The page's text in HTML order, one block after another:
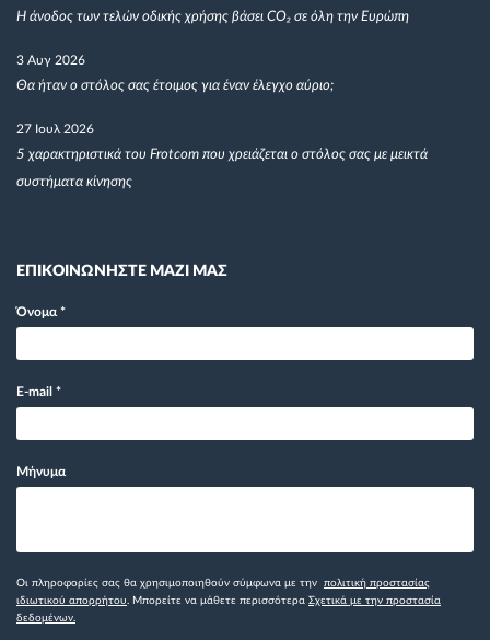
Η άνοδος των τελών οδικής χρήσης βάσει CO₂ σε όλη την Ευρώπη
3 Αυγ 2026
Θα ήταν ο στόλος σας έτοιμος για έναν έλεγχο αύριο;
27 Ιουλ 2026
5 χαρακτηριστικά του Frotcom που χρειάζεται ο στόλος σας με μεικτά
συστήματα κίνησης
ΕΠΙΚΟΙΝΩΝΗΣΤΕ ΜΑΖΙ ΜΑΣ
Όνομα *
E-mail *
Μήνυμα
Οι πληροφορίες σας θα χρησιμοποιηθούν σύμφωνα με την πολιτική προστασίας
ιδιωτικού απορρήτου. Μπορείτε να μάθετε περισσότερα Σχετικά με την προστασία
δεδομένων.